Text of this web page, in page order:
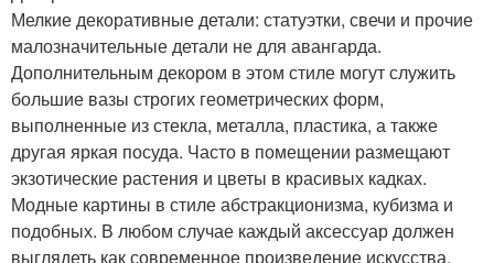
Мелкие декоративные детали: статуэтки, свечи и прочие
малозначительные детали не для авангарда.
Дополнительным декором в этом стиле могут служить
большие вазы строгих геометрических форм,
выполненные из стекла, металла, пластика, а также
другая яркая посуда. Часто в помещении размещают
экзотические растения и цветы в красивых кадках.
Модные картины в стиле абстракционизма, кубизма и
подобных. В любом случае каждый аксессуар должен
выглядеть как современное произведение искусства.